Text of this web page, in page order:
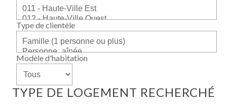
Type de clientèle
Modèle d'habitation
TYPE DE LOGEMENT RECHERCHÉ